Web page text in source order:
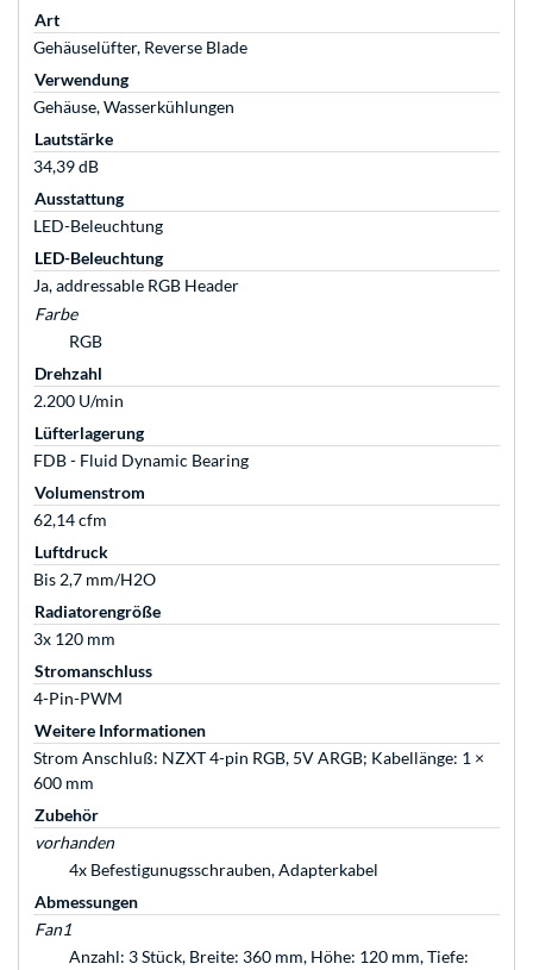
Art
Gehäuselüfter, Reverse Blade
Verwendung
Gehäuse, Wasserkühlungen
Lautstärke
34,39 dB
Ausstattung
LED-Beleuchtung
LED-Beleuchtung
Ja, addressable RGB Header
Farbe
RGB
Drehzahl
2.200 U/min
Lüfterlagerung
FDB - Fluid Dynamic Bearing
Volumenstrom
62,14 cfm
Luftdruck
Bis 2,7 mm/H2O
Radiatorengröße
3x 120 mm
Stromanschluss
4-Pin-PWM
Weitere Informationen
Strom Anschluß: NZXT 4-pin RGB, 5V ARGB; Kabellänge: 1 ×
600 mm
Zubehör
vorhanden
4x Befestigunugsschrauben, Adapterkabel
Abmessungen
Fan1
Anzahl: 3 Stück, Breite: 360 mm, Höhe: 120 mm, Tiefe: